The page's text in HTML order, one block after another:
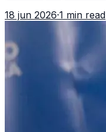
importar edad.
18 jun 2026·1 min read